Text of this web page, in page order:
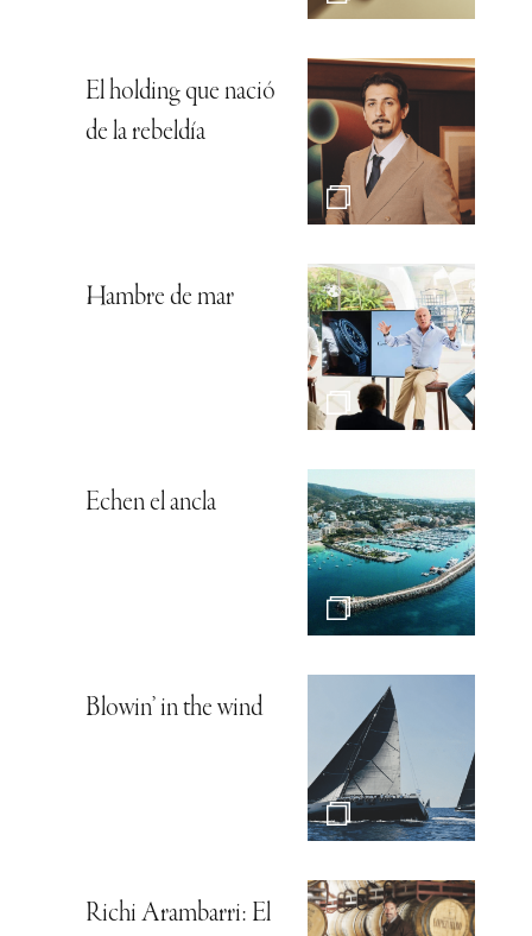
El holding que nació
de la rebeldía
Hambre de mar
Echen el ancla
Blowin’ in the wind
Richi Arambarri: El